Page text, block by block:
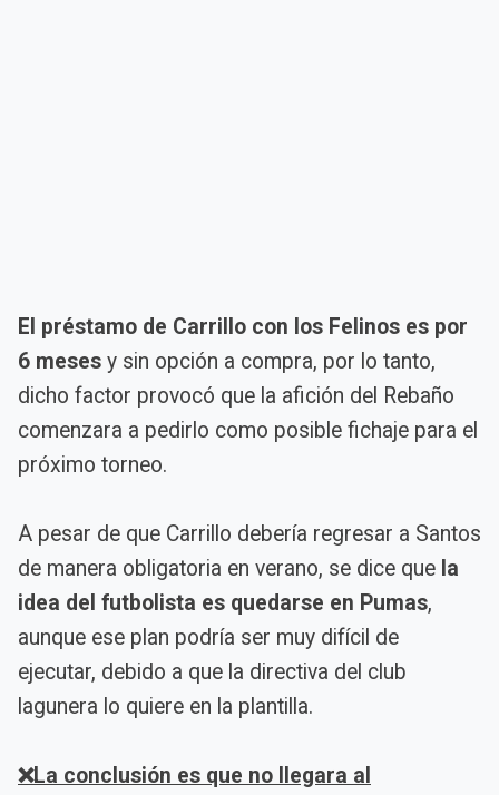
El préstamo de Carrillo con los Felinos es por
6 meses y sin opción a compra, por lo tanto,
dicho factor provocó que la afición del Rebaño
comenzara a pedirlo como posible fichaje para el
próximo torneo.
A pesar de que Carrillo debería regresar a Santos
de manera obligatoria en verano, se dice que la
idea del futbolista es quedarse en Pumas,
aunque ese plan podría ser muy difícil de
ejecutar, debido a que la directiva del club
lagunera lo quiere en la plantilla.
❌La conclusión es que no llegara al